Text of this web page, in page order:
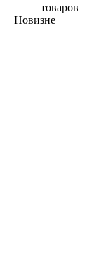
товаров
Новизне